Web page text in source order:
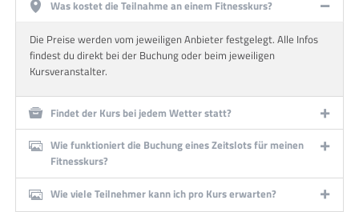
Was kostet die Teilnahme an einem Fitnesskurs?
Die Preise werden vom jeweiligen Anbieter festgelegt. Alle Infos
findest du direkt bei der Buchung oder beim jeweiligen
Kursveranstalter.
Findet der Kurs bei jedem Wetter statt?
Wie funktioniert die Buchung eines Zeitslots für meinen
Fitnesskurs?
Wie viele Teilnehmer kann ich pro Kurs erwarten?